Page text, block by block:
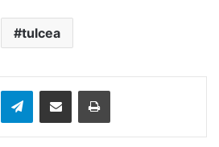
tulcea
Telegram